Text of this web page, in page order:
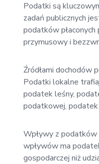
Podatki są
zadań publicznych
podatków
przymusowy i
Źródłami dochodów
Podatki lokalne
podatek leśny,
podatkowej, podatek
Wpływy z podatków
wpływów ma
gospodarczej niż